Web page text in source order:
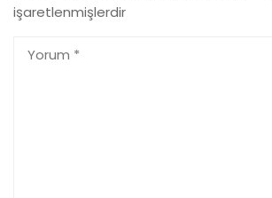
işaretlenmişlerdir